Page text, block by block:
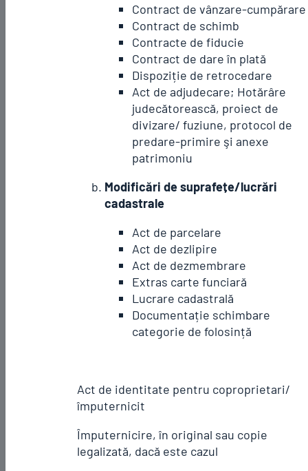
Contract de vânzare-cumpărare
Contract de schimb
Contracte de fiducie
Contract de dare în plată
Dispoziție de retrocedare
Act de adjudecare; Hotărâre
judecătorească, proiect de
divizare/ fuziune, protocol de
predare-primire şi anexe
patrimoniu
Modificări de suprafețe/lucrări
cadastrale
Act de parcelare
Act de dezlipire
Act de dezmembrare
Extras carte funciară
Lucrare cadastrală
Documentație schimbare
categorie de folosință
Act de identitate pentru coproprietari/
împuternicit
Împuternicire, în original sau copie
legalizată, dacă este cazul